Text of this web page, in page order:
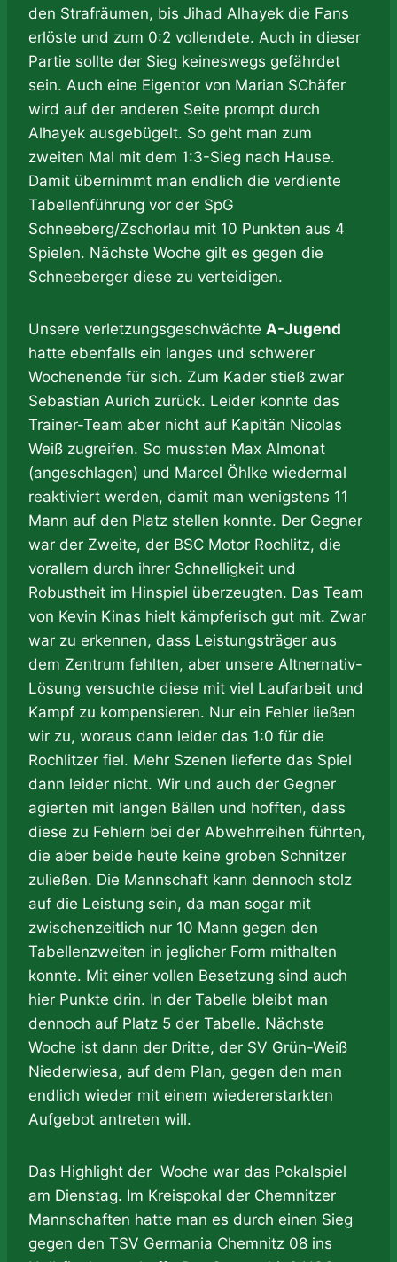
den Strafräumen, bis Jihad Alhayek die Fans
erlöste und zum 0:2 vollendete. Auch in dieser
Partie sollte der Sieg keineswegs gefährdet
sein. Auch eine Eigentor von Marian SChäfer
wird auf der anderen Seite prompt durch
Alhayek ausgebügelt. So geht man zum
zweiten Mal mit dem 1:3-Sieg nach Hause.
Damit übernimmt man endlich die verdiente
Tabellenführung vor der SpG
Schneeberg/Zschorlau mit 10 Punkten aus 4
Spielen. Nächste Woche gilt es gegen die
Schneeberger diese zu verteidigen.
Unsere verletzungsgeschwächte A-Jugend
hatte ebenfalls ein langes und schwerer
Wochenende für sich. Zum Kader stieß zwar
Sebastian Aurich zurück. Leider konnte das
Trainer-Team aber nicht auf Kapitän Nicolas
Weiß zugreifen. So mussten Max Almonat
(angeschlagen) und Marcel Öhlke wiedermal
reaktiviert werden, damit man wenigstens 11
Mann auf den Platz stellen konnte. Der Gegner
war der Zweite, der BSC Motor Rochlitz, die
vorallem durch ihrer Schnelligkeit und
Robustheit im Hinspiel überzeugten. Das Team
von Kevin Kinas hielt kämpferisch gut mit. Zwar
war zu erkennen, dass Leistungsträger aus
dem Zentrum fehlten, aber unsere Altnernativ-
Lösung versuchte diese mit viel Laufarbeit und
Kampf zu kompensieren. Nur ein Fehler ließen
wir zu, woraus dann leider das 1:0 für die
Rochlitzer fiel. Mehr Szenen lieferte das Spiel
dann leider nicht. Wir und auch der Gegner
agierten mit langen Bällen und hofften, dass
diese zu Fehlern bei der Abwehrreihen führten,
die aber beide heute keine groben Schnitzer
zuließen. Die Mannschaft kann dennoch stolz
auf die Leistung sein, da man sogar mit
zwischenzeitlich nur 10 Mann gegen den
Tabellenzweiten in jeglicher Form mithalten
konnte. Mit einer vollen Besetzung sind auch
hier Punkte drin. In der Tabelle bleibt man
dennoch auf Platz 5 der Tabelle. Nächste
Woche ist dann der Dritte, der SV Grün-Weiß
Niederwiesa, auf dem Plan, gegen den man
endlich wieder mit einem wiedererstarkten
Aufgebot antreten will.
Das Highlight der Woche war das Pokalspiel
am Dienstag. Im Kreispokal der Chemnitzer
Mannschaften hatte man es durch einen Sieg
gegen den TSV Germania Chemnitz 08 ins